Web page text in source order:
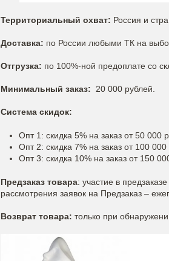
Территориальный охват: Россия и
Доставка: по России любыми ТК на
Отгрузка: по 100%-ной предоплате со
Минимальный заказ: 20 000 рублей.
Система скидок:
Опт 1: скидка 5% на заказ от 50 000
Опт 2: скидка 7% на заказ от 100 000
Опт 3: скидка 10% на заказ от 150
Предзаказ товара: участие в
рассмотрения заявок на Предзаказ –
Возврат товара: только при